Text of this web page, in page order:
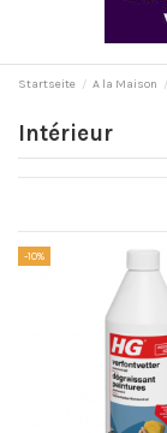
Startseite A la Maison
Intérieur
-10%